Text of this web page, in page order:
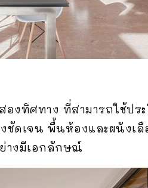
ทิศทาง ที่สามารถใช้ปร
ดเจน พื้นห้องและผนังเ
างมีเอกลักษณ์